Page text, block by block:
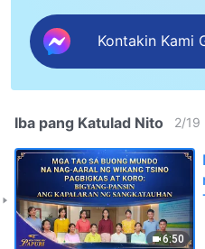
Kontakin Kami
Iba pang Katulad Nito 2/19
6:50